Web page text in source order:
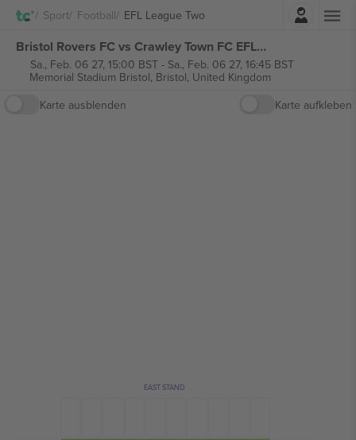
Sport Football EFL League TwoEinloggen
Bristol Rovers FC vs Crawley Town FC EFL League Two tickets
Sa., Feb. 06 27, 15:00 BST- Sa., Feb. 06 27, 16:45 BST
Memorial Stadium Bristol, Bristol, United Kingdom
Karte ausblenden
Karte aufkleben
EAST STAND